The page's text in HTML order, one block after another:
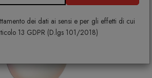
dei dati ai sensi e per gli effetti di cui
13 GDPR (D.lgs 101/2018)